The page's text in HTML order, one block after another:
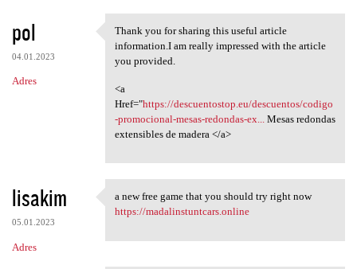
pol
04.01.2023
Adres
Thank you for sharing this
Thank you for sharing this useful article
information.I am really impressed with the article
you provided.
<a
Href="https://descuentostop.eu/descuentos/codigo
-promocional-mesas-redondas-ex...
Mesas redondas
extensibles de madera </a>
lisakim
05.01.2023
Adres
a new free game that you
a new free game that you should try right now
https://madalinstuntcars.online